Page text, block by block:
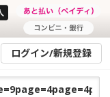
ログイン/新規登録